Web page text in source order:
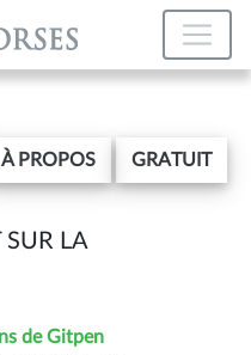
À PROPOS GRATUIT
SUR LA
de Gitpen